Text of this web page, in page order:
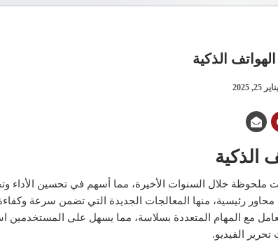
الذكية
يناير 25, 2025
الذكية
ملحوظة خلال السنوات الأخيرة، مما أسهم في تحسين الأداء
رئيسية، منها المعالجات الجديدة التي تضمن سرعة وكفاءة
مع المهام المتعددة بسلاسة، مما يسهل على المستخدمين
تحرير الفيديو.